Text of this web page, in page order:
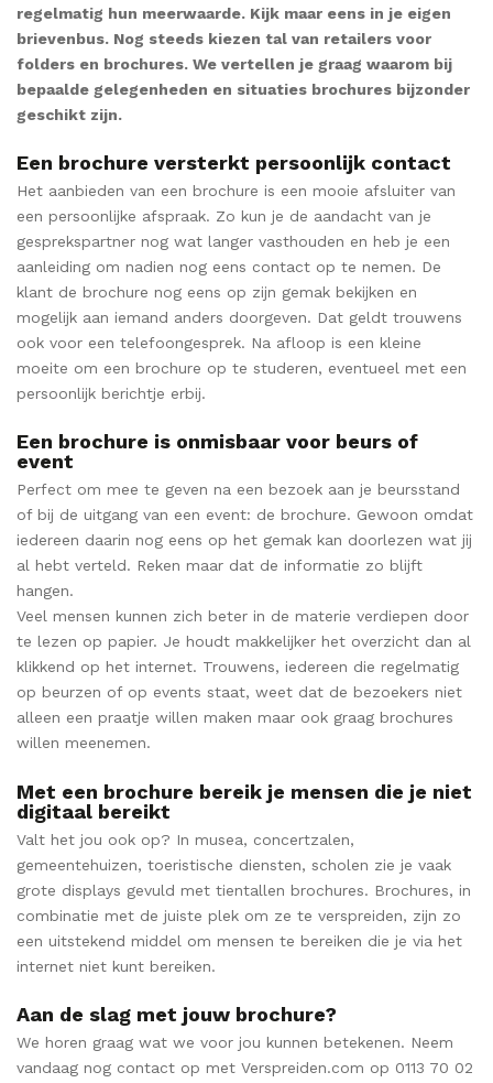
regelmatig hun meerwaarde. Kijk maar eens in je eigen
brievenbus. Nog steeds kiezen tal van retailers voor
folders en brochures. We vertellen je graag waarom bij
bepaalde gelegenheden en situaties brochures bijzonder
geschikt zijn.
Een brochure versterkt persoonlijk contact
Het aanbieden van een brochure is een mooie afsluiter van
een persoonlijke afspraak. Zo kun je de aandacht van je
gesprekspartner nog wat langer vasthouden en heb je een
aanleiding om nadien nog eens contact op te nemen. De
klant de brochure nog eens op zijn gemak bekijken en
mogelijk aan iemand anders doorgeven. Dat geldt trouwens
ook voor een telefoongesprek. Na afloop is een kleine
moeite om een brochure op te studeren, eventueel met een
persoonlijk berichtje erbij.
Een brochure is onmisbaar voor beurs of
event
Perfect om mee te geven na een bezoek aan je beursstand
of bij de uitgang van een event: de brochure. Gewoon omdat
iedereen daarin nog eens op het gemak kan doorlezen wat jij
al hebt verteld. Reken maar dat de informatie zo blijft
hangen.
Veel mensen kunnen zich beter in de materie verdiepen door
te lezen op papier. Je houdt makkelijker het overzicht dan al
klikkend op het internet. Trouwens, iedereen die regelmatig
op beurzen of op events staat, weet dat de bezoekers niet
alleen een praatje willen maken maar ook graag brochures
willen meenemen.
Met een brochure bereik je mensen die je niet
digitaal bereikt
Valt het jou ook op? In musea, concertzalen,
gemeentehuizen, toeristische diensten, scholen zie je vaak
grote displays gevuld met tientallen brochures. Brochures, in
combinatie met de juiste plek om ze te verspreiden, zijn zo
een uitstekend middel om mensen te bereiken die je via het
internet niet kunt bereiken.
Aan de slag met jouw brochure?
We horen graag wat we voor jou kunnen betekenen. Neem
vandaag nog contact op met Verspreiden.com op 0113 70 02